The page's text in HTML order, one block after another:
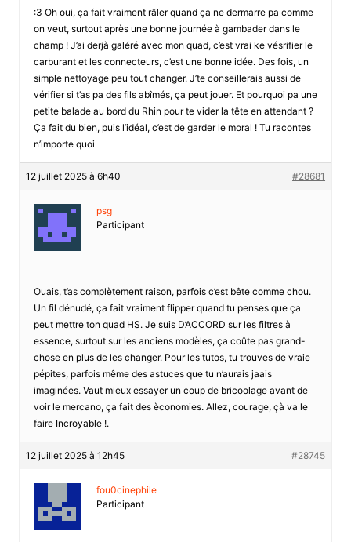
:3 Oh oui, ça fait vraiment râler quand ça ne dermarre pa comme
on veut, surtout après une bonne journée à gambader dans le
champ ! J’ai derjà galéré avec mon quad, c’est vrai ke vésrifier le
carburant et les connecteurs, c’est une bonne idée. Des fois, un
simple nettoyage peu tout changer. J’te conseillerais aussi de
vérifier si t’as pa des fils abîmés, ça peut jouer. Et pourquoi pa une
petite balade au bord du Rhin pour te vider la tête en attendant ?
Ça fait du bien, puis l’idéal, c’est de garder le moral ! Tu racontes
n’importe quoi
12 juillet 2025 à 6h40 #28681
psg
Participant
Ouais, t’as complètement raison, parfois c’est bête comme chou.
Un fil dénudé, ça fait vraiment flipper quand tu penses que ça
peut mettre ton quad HS. Je suis D’ACCORD sur les filtres à
essence, surtout sur les anciens modèles, ça coûte pas grand-
chose en plus de les changer. Pour les tutos, tu trouves de vraie
pépites, parfois même des astuces que tu n’aurais jaais
imaginées. Vaut mieux essayer un coup de bricoolage avant de
voir le mercano, ça fait des èconomies. Allez, courage, çà va le
faire Incroyable !.
12 juillet 2025 à 12h45 #28745
fou0cinephile
Participant